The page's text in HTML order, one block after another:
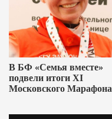
В БФ «Семья вместе»
подвели итоги XI
Московского Марафона